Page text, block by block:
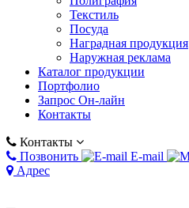
Текстиль
Посуда
Наградная продукция
Наружная реклама
Каталог продукции
Портфолио
Запрос Он-лайн
Контакты
Контакты
Позвонить
E-mail
Адрес